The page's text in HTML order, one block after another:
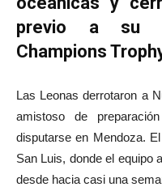
previo a su
Champions
Las Leonas derrotaron a
amistoso de
disputarse en Mendoza.
San Luis, donde el equipo
desde hacia casi una